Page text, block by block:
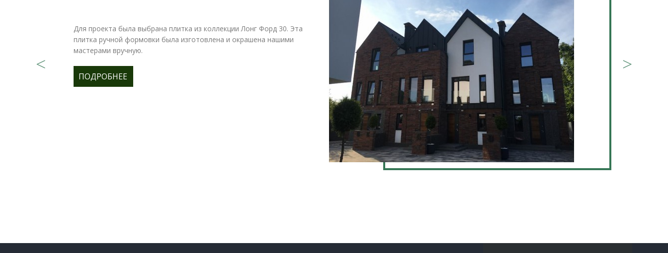
Для проекта была выбрана плитка из коллекции Лонг Форд 30. Эта
плитка ручной формовки была изготовлена и окрашена нашими
мастерами вручную.
ПОДРОБНЕЕ